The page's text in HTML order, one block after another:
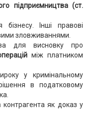
підприємництва (ст.
Інші правові
зловживаннями.
для висновку про
між платником
у кримінальному
в податковому
контрагента як доказ у